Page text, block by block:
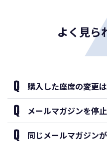
よく見ら
購入した座席の変更
メールマガジンを停止
同じメールマガジンが